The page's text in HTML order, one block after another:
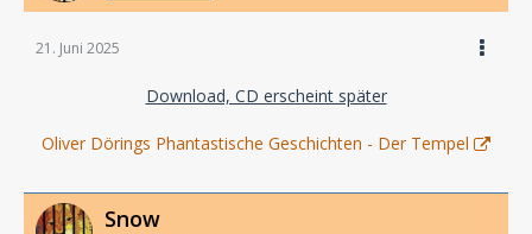
21. Juni 2025
Download, CD erscheint später
Oliver Dörings Phantastische Geschichten - Der Tempel
Snow